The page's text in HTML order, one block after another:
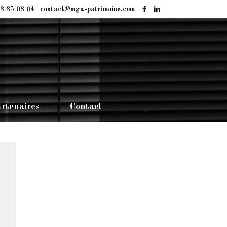
35 08 04 | contact@mga-patrimoine.com
Contact